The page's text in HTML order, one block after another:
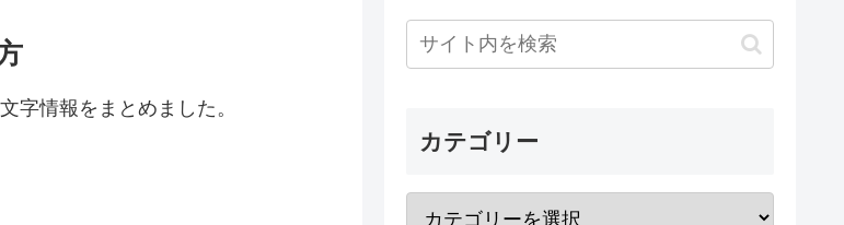
字情報をまとめました。
カテゴリー